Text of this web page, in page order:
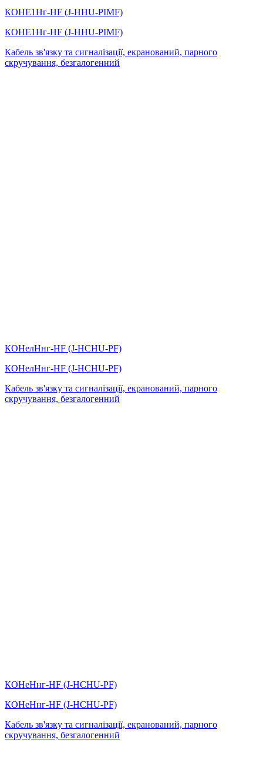
КОНЕ1Нг-HF (J-HHU-PIMF)
КОНЕ1Нг-HF (J-HHU-PIMF)
Кабель зв'язку та сигналізації, екранований, парного
скручування, безгалогенний
КОНелНнг-HF (J-НCHU-PF)
КОНелНнг-HF (J-НCHU-PF)
Кабель зв'язку та сигналізації, екранований, парного
скручування, безгалогенний
КОНеНнг-HF (J-НCHU-PF)
КОНеНнг-HF (J-НCHU-PF)
Кабель зв'язку та сигналізації, екранований, парного
скручування, безгалогенний